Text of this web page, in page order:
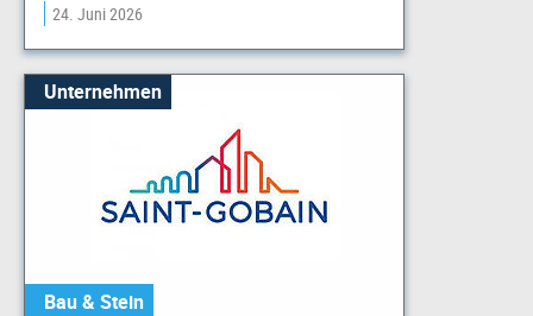
24. Juni 2026
Unternehmen
Bau & Stein